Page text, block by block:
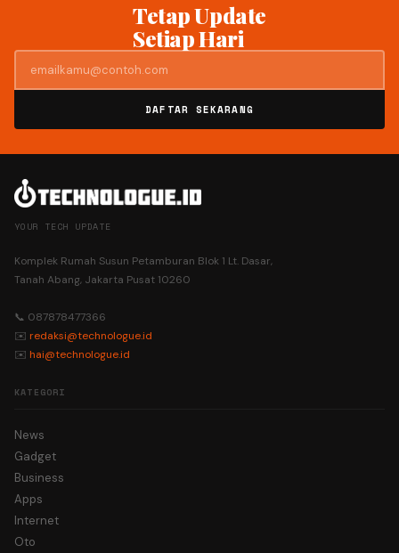
Tetap Update
Setiap Hari
DAFTAR SEKARANG
YOUR TECH UPDATE
Komplek Rumah Susun Petamburan Blok 1 Lt. Dasar,
Tanah Abang, Jakarta Pusat 10260
📞 087878477366
✉️ redaksi@technologue.id
✉️ hai@technologue.id
KATEGORI
News
Gadget
Business
Apps
Internet
Oto